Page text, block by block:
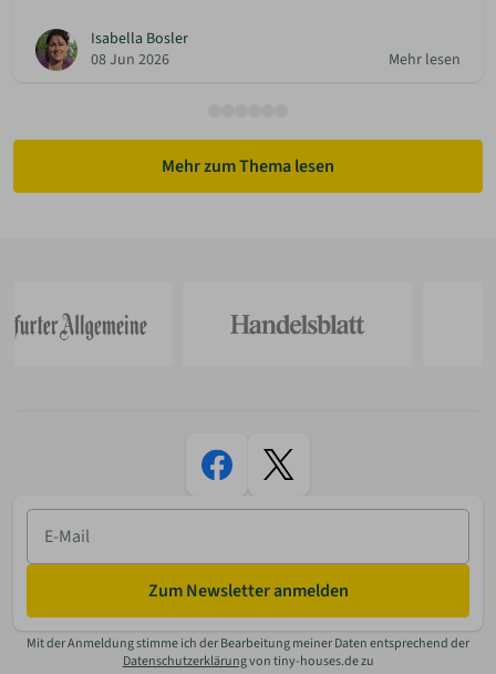
Isabella Bosler
08 Jun 2026
Mehr lesen
Mehr zum Thema lesen
E-
Mail
Zum Newsletter anmelden
Mit der Anmeldung stimme ich der Bearbeitung meiner Daten entsprechend der
Datenschutzerklärungvon tiny-houses.de zu